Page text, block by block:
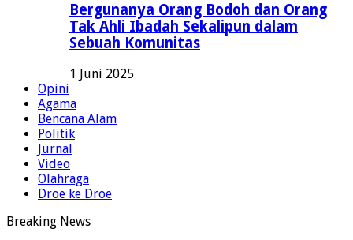
Bergunanya Orang Bodoh dan Orang
Tak Ahli Ibadah Sekalipun dalam
Sebuah Komunitas
1 Juni 2025
Opini
Agama
Bencana Alam
Politik
Jurnal
Video
Olahraga
Droe ke Droe
Breaking News